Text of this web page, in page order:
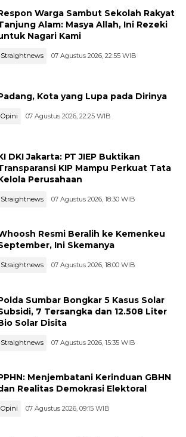
Warga Sambut Sekolah Rakyat
Alam: Masya Allah, Ini Rezeki
Nagari Kami
Straightnews 07 Agustus 2026, 22:55 WIB
Kota yang Lupa pada Dirinya
Opini 07 Agustus 2026, 22:25 WIB
DKI Jakarta: PT JIEP Buktikan
KIP Mampu Perkuat Tata
Perusahaan
Straightnews 07 Agustus 2026, 18:30 WIB
Resmi Beralih ke Kemenkeu
Ini Skemanya
Straightnews 07 Agustus 2026, 18:00 WIB
Sumbar Bongkar 5 Kasus Solar
7 Tersangka dan 12.508 Liter
Solar Disita
Straightnews 07 Agustus 2026, 15:35 WIB
Menjembatani Kerinduan GBHN
Realitas Demokrasi Elektoral
Opini 07 Agustus 2026, 09:15 WIB